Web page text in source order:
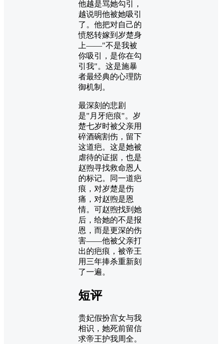
他越是骂她勾引，
越说明他被她吸引
了。他把对自己的
愤怒转嫁到岁楚身
上——"不是我被
你吸引，是你在勾
引我"。这是施暴
者最经典的心理防
御机制。
最深刻的悲剧
是"月牙疤痕"。岁
楚七岁时被父亲用
碎酒碗割伤，留下
这道疤。这是她被
虐待的证据，也是
赵煦寻找救命恩人
的标记。同一道疤
痕，对岁楚是伤
痛，对赵煦是恩
情。可赵煦找到她
后，给她的不是报
恩，而是更深的伤
害——他被父亲打
出的疤痕，被帝王
用三年捧杀重新刻
了一遍。
短评
贵妃假扮宫女与我
相识，她死前留信
求帝王护我周全。